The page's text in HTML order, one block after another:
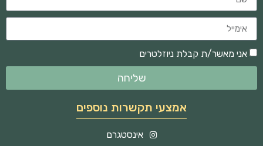
אני מאשר/ת קבלת ניוזלטרים
שליחה
אמצעי תקשרות נוספים
אינסטגרם